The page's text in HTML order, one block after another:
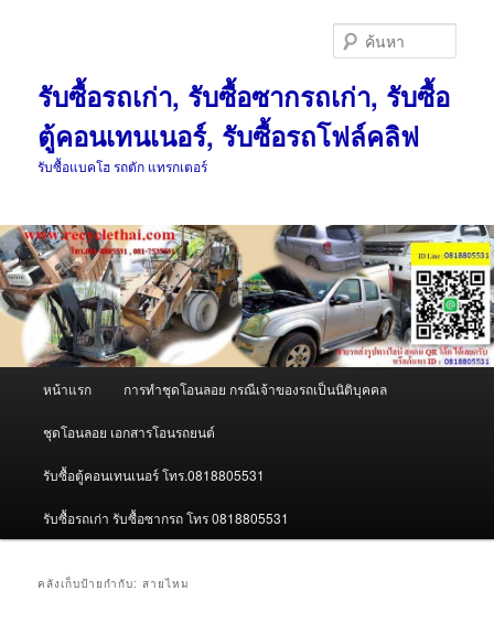
รับซื้อรถเก่า, รับซื้อซากรถเก่า, รับซื้อ
ตู้คอนเทนเนอร์, รับซื้อรถโฟล์คลิฟ
รับซื้อแบคโฮ รถตัก แทรกเตอร์
หน้าแรก การทำชุดโอนลอย กรณีเจ้าของรถเป็นนิติบุคคล
ชุดโอนลอย เอกสารโอนรถยนต์
รับซื้อตู้คอนเทนเนอร์ โทร.0818805531
รับซื้อรถเก่า รับซื้อซากรถ โทร 0818805531
คลังเก็บป้ายกำกับ:สายไหม